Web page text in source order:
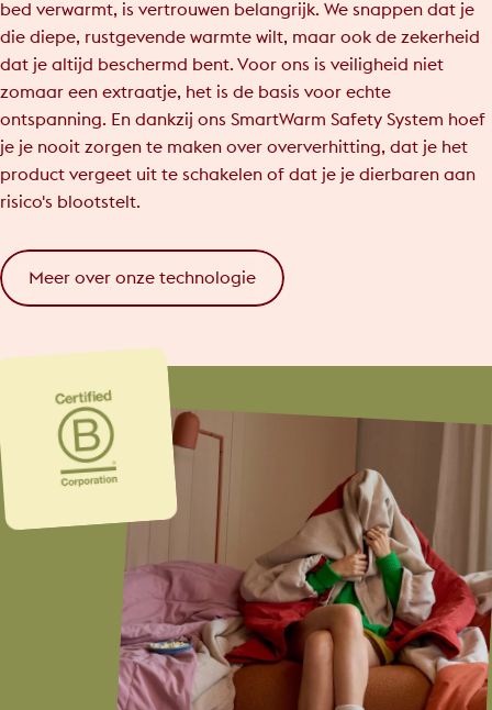
bed verwarmt, is vertrouwen belangrijk. We snappen dat je
die diepe, rustgevende warmte wilt, maar ook de zekerheid
dat je altijd beschermd bent. Voor ons is veiligheid niet
zomaar een extraatje, het is de basis voor echte
ontspanning. En dankzij ons SmartWarm Safety System hoef
je je nooit zorgen te maken over oververhitting, dat je het
product vergeet uit te schakelen of dat je je dierbaren aan
risico's blootstelt.
Meer over onze technologie